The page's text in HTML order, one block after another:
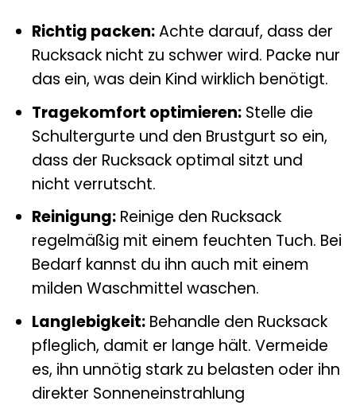
Richtig packen:Achte darauf, dass der
Rucksack nicht zu schwer wird. Packe nur
das ein, was dein Kind wirklich benötigt.
Tragekomfort optimieren:Stelle die
Schultergurte und den Brustgurt so ein,
dass der Rucksack optimal sitzt und
nicht verrutscht.
Reinigung:Reinige den Rucksack
regelmäßig mit einem feuchten Tuch. Bei
Bedarf kannst du ihn auch mit einem
milden Waschmittel waschen.
Langlebigkeit:Behandle den Rucksack
pfleglich, damit er lange hält. Vermeide
es, ihn unnötig stark zu belasten oder ihn
direkter Sonneneinstrahlung